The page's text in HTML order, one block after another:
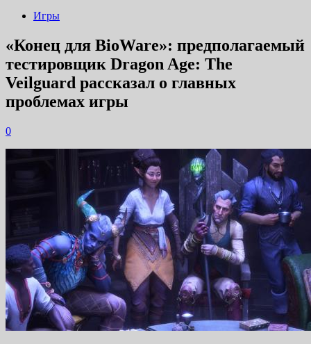
Игры
«Конец для BioWare»: предполагаемый
тестировщик Dragon Age: The
Veilguard рассказал о главных
проблемах игры
0